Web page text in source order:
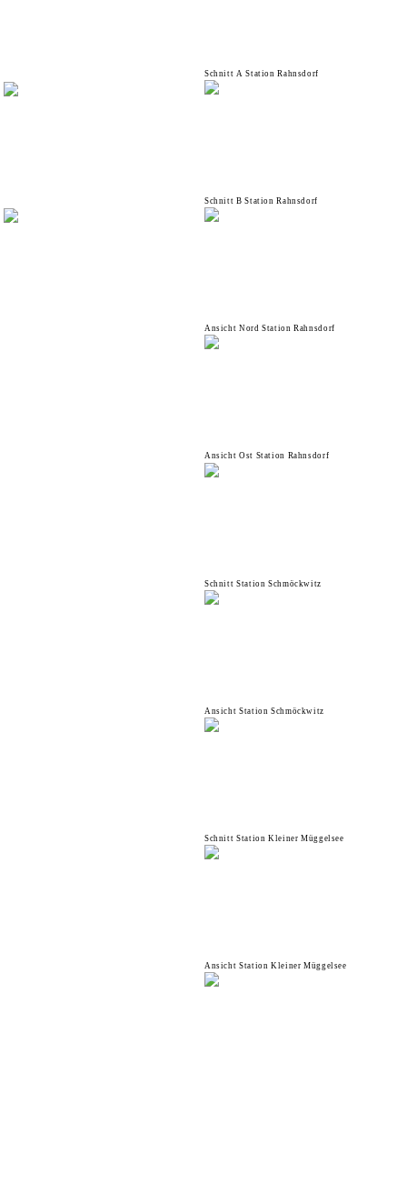
Schnitt A Station Rahnsdorf
Schnitt B Station Rahnsdorf
Ansicht Nord Station Rahnsdorf
Ansicht Ost Station Rahnsdorf
Schnitt Station Schmöckwitz
Ansicht Station Schmöckwitz
Schnitt Station Kleiner Müggelsee
Ansicht Station Kleiner Müggelsee